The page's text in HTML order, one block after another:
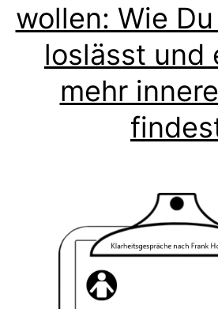
wollen: Wie
loslässt und
mehr